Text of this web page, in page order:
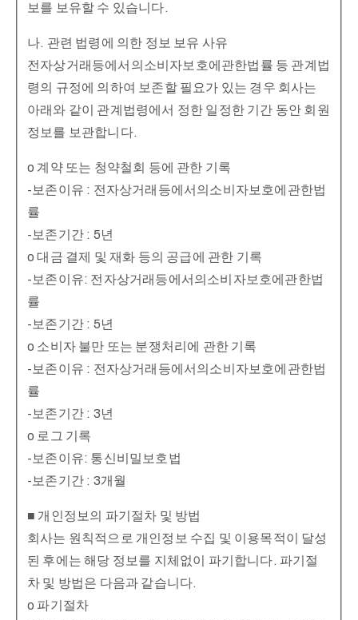
보를 보유할 수 있습니다.
나. 관련 법령에 의한 정보 보유 사유
전자상거래등에서의소비자보호에관한법률 등 관계법
령의 규정에 의하여 보존할 필요가 있는 경우 회사는
아래와 같이 관계법령에서 정한 일정한 기간 동안 회원
정보를 보관합니다.
o 계약 또는 청약철회 등에 관한 기록
-보존이유 : 전자상거래등에서의소비자보호에관한법
률
-보존기간 : 5년
o 대금 결제 및 재화 등의 공급에 관한 기록
-보존이유: 전자상거래등에서의소비자보호에관한법
률
-보존기간 : 5년
o 소비자 불만 또는 분쟁처리에 관한 기록
-보존이유 : 전자상거래등에서의소비자보호에관한법
률
-보존기간 : 3년
o 로그 기록
-보존이유: 통신비밀보호법
-보존기간 : 3개월
■ 개인정보의 파기절차 및 방법
회사는 원칙적으로 개인정보 수집 및 이용목적이 달성
된 후에는 해당 정보를 지체없이 파기합니다. 파기절
차 및 방법은 다음과 같습니다.
o 파기절차